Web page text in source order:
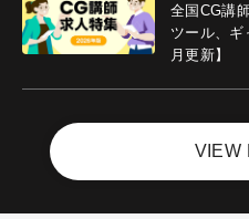
全国CG講
ツール、ギ
月更新】
VIEW